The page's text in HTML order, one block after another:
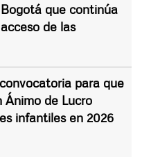
que continúa
de las
para que
Ánimo de Lucro
infantiles en 2026